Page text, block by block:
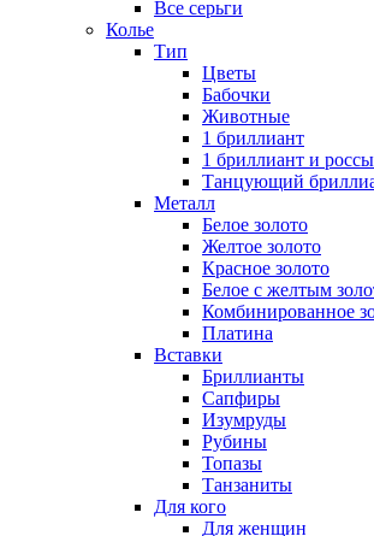
Все серьги
Колье
Тип
Цветы
Бабочки
Животные
1 бриллиант
1 бриллиант и
Танцующий
Металл
Белое золото
Желтое золото
Красное золото
Белое с желтым
Комбинированное
Платина
Вставки
Бриллианты
Сапфиры
Изумруды
Рубины
Топазы
Танзаниты
Для кого
Для женщин